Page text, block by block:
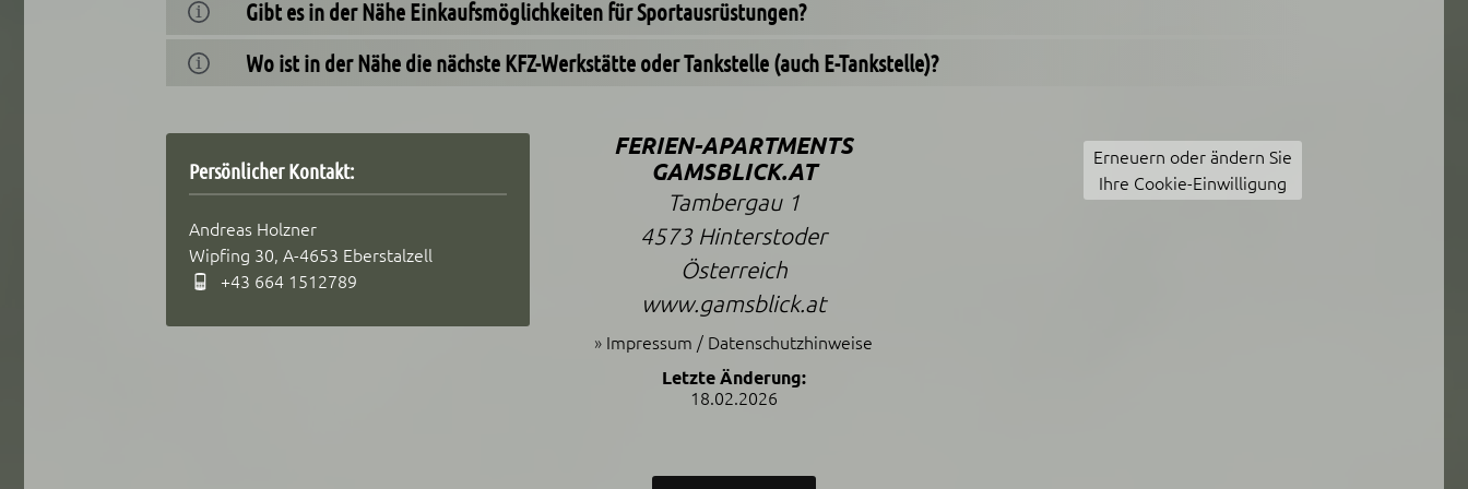
s
a
Gibt es in der Nähe Einkaufsmöglichkeiten für Sportausrüstungen?
Wo ist in der Nähe die nächste KFZ-Werkstätte oder Tankstelle (auch E-Tankstelle)?
Persönlicher Kontakt:
Andreas Holzner
Wipfing 30, A-4653 Eberstalzell
+43 664 1512789
FERIEN-APARTMENTS
GAMSBLICK.AT
Tambergau 1
4573 Hinterstoder
Österreich
www.gamsblick.at
» Impressum / Datenschutzhinweise
Letzte Änderung:
18.02.2026
Erneuern oder ändern Sie
Ihre Cookie-Einwilligung